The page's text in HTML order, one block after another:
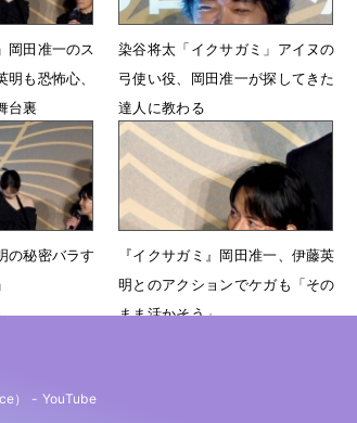
岡田准一のス
明も恐怖心、
台裏
染谷将太「イクサガミ」アイヌの
弓使い役、岡田准一が探してきた
達人に教わる
11月19日 08時54分
の秘密バラす
『イクサガミ』岡田准一、伊藤英
明とのアクションでケガも「その
まま活かそう」
） - YouTube